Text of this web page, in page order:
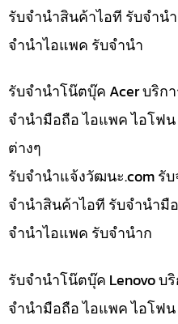
รับจำนำสินค้าไอที รับจำน
จำนำไอแพค รับจำนำ
รับจำนำโน๊ตบุ๊ค Acer บริก
จำนำมือถือ ไอแพค ไอโฟ
ต่างๆ
รับจํานําแจ้งวัฒนะ.com รั
จำนำสินค้าไอที รับจำนำมื
จำนำไอแพค รับจำนำก
รับจำนำโน๊ตบุ๊ค Lenovo บ
จำนำมือถือ ไอแพค ไอโฟ